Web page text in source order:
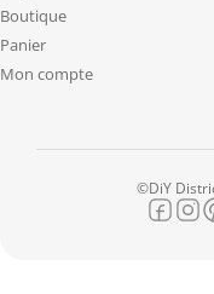
Boutique
Panier
Mon compte
©DiY